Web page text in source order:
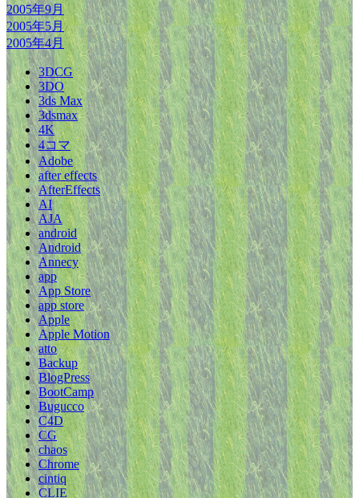
2005年9月
2005年5月
2005年4月
3DCG
3DO
3ds Max
3dsmax
4K
4コマ
Adobe
after effects
AfterEffects
AI
AJA
android
Android
Annecy
app
App Store
app store
Apple
Apple Motion
atto
Backup
BlogPress
BootCamp
Bugucco
C4D
CG
chaos
Chrome
cintiq
CLIE